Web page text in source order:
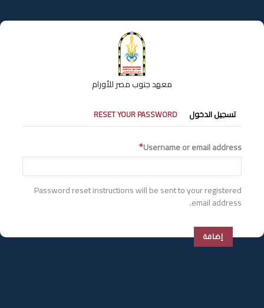
إلى
المحتوى
معهد جنوب مصر للأورام
التبويبات
الأساسية
تسجيل الدخول RESET YOUR PASSWORD
Username or email address
Password reset instructions will be sent to your registered
email address.